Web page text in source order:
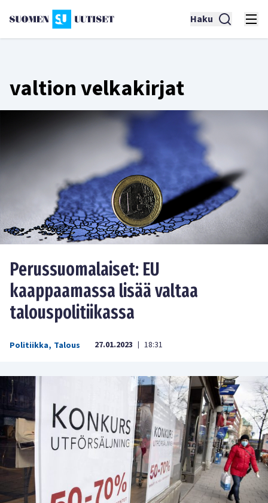
Haku
valtion velkakirjat
Perussuomalaiset: EU
kaappaamassa lisää valtaa
talouspolitiikassa
Politiikka, Talous 27.01.2023 | 18:31